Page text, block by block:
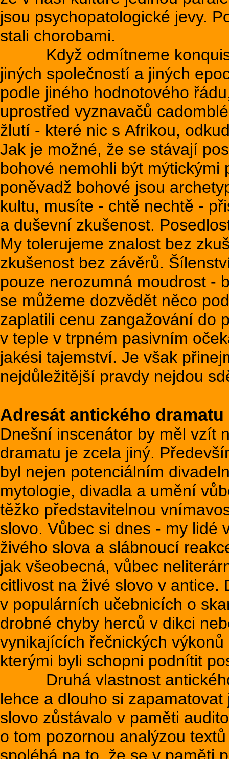
jsou psychopatologické jevy.
stali chorobami.
Když odmítneme
jiných společností a jiných
podle jiného hodnotového
uprostřed vyznavačů
žlutí - které nic s Afrikou,
Jak je možné, že se stávají
bohové nemohli být mýtickými
poněvadž bohové jsou
kultu, musíte - chtě nechtě -
a duševní zkušenost.
My tolerujeme znalost bez
zkušenost bez závěrů.
pouze nerozumná moudrost -
se můžeme dozvědět něco
zaplatili cenu zangažování do
v teple v trpném pasivním
jakési tajemství. Je však
nejdůležitější pravdy nejdou
Adresát antického dramatu
Dnešní inscenátor by měl vzít
dramatu je zcela jiný.
byl nejen potenciálním
mytologie, divadla a umění
těžko představitelnou
slovo. Vůbec si dnes - my lidé
živého slova a slábnoucí
jak všeobecná, vůbec
citlivost na živé slovo v antice.
v populárních učebnicích o
drobné chyby herců v dikci
vynikajících řečnických
kterými byli schopni podnítit
Druhá vlastnost antického
lehce a dlouho si
slovo zůstávalo v paměti
o tom pozornou analýzou